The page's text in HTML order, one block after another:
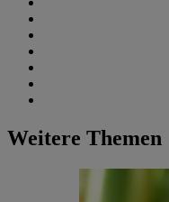
Weitere Themen